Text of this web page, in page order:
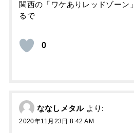
関西の「ワケありレッドゾーン
るで
0
ななしメタル より:
2020年11月23日 8:42 AM